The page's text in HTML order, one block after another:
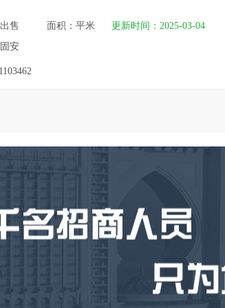
售 面积：平米
更新时间：2025-03-04
安